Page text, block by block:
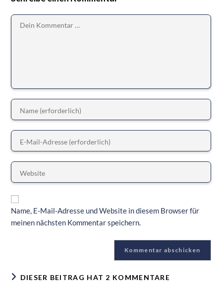
Name, E-Mail-Adresse und Website in diesem Browser für
meinen nächsten Kommentar speichern.
DIESER BEITRAG HAT 2 KOMMENTARE